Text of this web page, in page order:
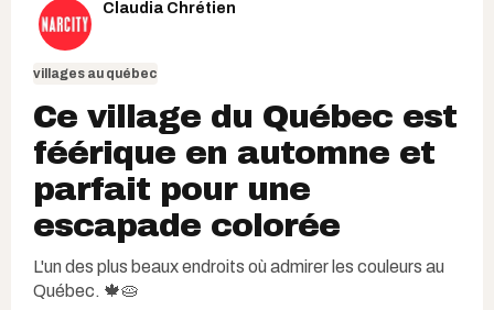
Claudia Chrétien
villages au québec
Ce village du Québec est
féérique en automne et
parfait pour une
escapade colorée
L'un des plus beaux endroits où admirer les couleurs au
Québec. 🍁🥧